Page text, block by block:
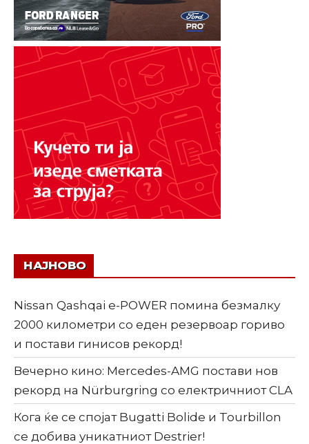
НАЈНОВО
Nissan Qashqai e-POWER помина безмалку
2000 километри со еден резервоар гориво
и постави гинисов рекорд!
Вечерно кино: Mercedes-AMG постави нов
рекорд на Nürburgring со електричниот CLA
Кога ќе се спојат Bugatti Bolide и Tourbillon
се добива уникатниот Destrier!